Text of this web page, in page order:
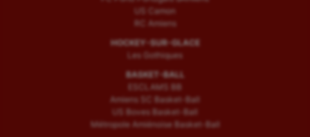
US Camon
RC Amiens
HOCKEY-SUR-GLACE
Les Gothiques
BASKET-BALL
ESCLAMS BB
Amiens SC Basket-Ball
US Boves Basket-Ball
Métropole Amiénoise Basket-Ball